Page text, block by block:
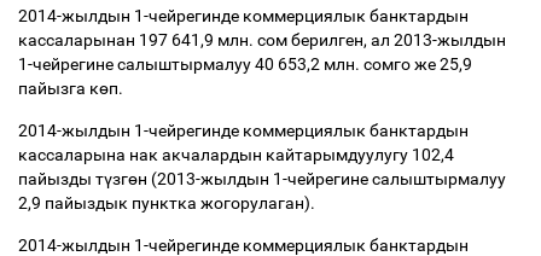
2014-жылдын 1-чейрегинде коммерциялык банктардын
кассаларынан 197 641,9 млн. сом берилген, ал 2013-жылдын
1-чейрегине салыштырмалуу 40 653,2 млн. сомго же 25,9
пайызга көп.
2014-жылдын 1-чейрегинде коммерциялык банктардын
кассаларына нак акчалардын кайтарымдуулугу 102,4
пайызды түзгөн (2013-жылдын 1-чейрегине салыштырмалуу
2,9 пайыздык пунктка жогорулаган).
2014-жылдын 1-чейрегинде коммерциялык банктардын